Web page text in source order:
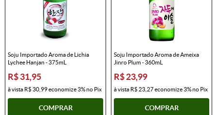
Soju Importado Aroma de Lichia
Lychee Hanjan - 375mL
R$ 31,95
à vista R$ 30,99economize3%no Pix
COMPRAR
Soju Importado Aroma de Ameixa
Jinro Plum - 360mL
R$ 23,99
à vista R$ 23,27economize3%no Pix
COMPRAR